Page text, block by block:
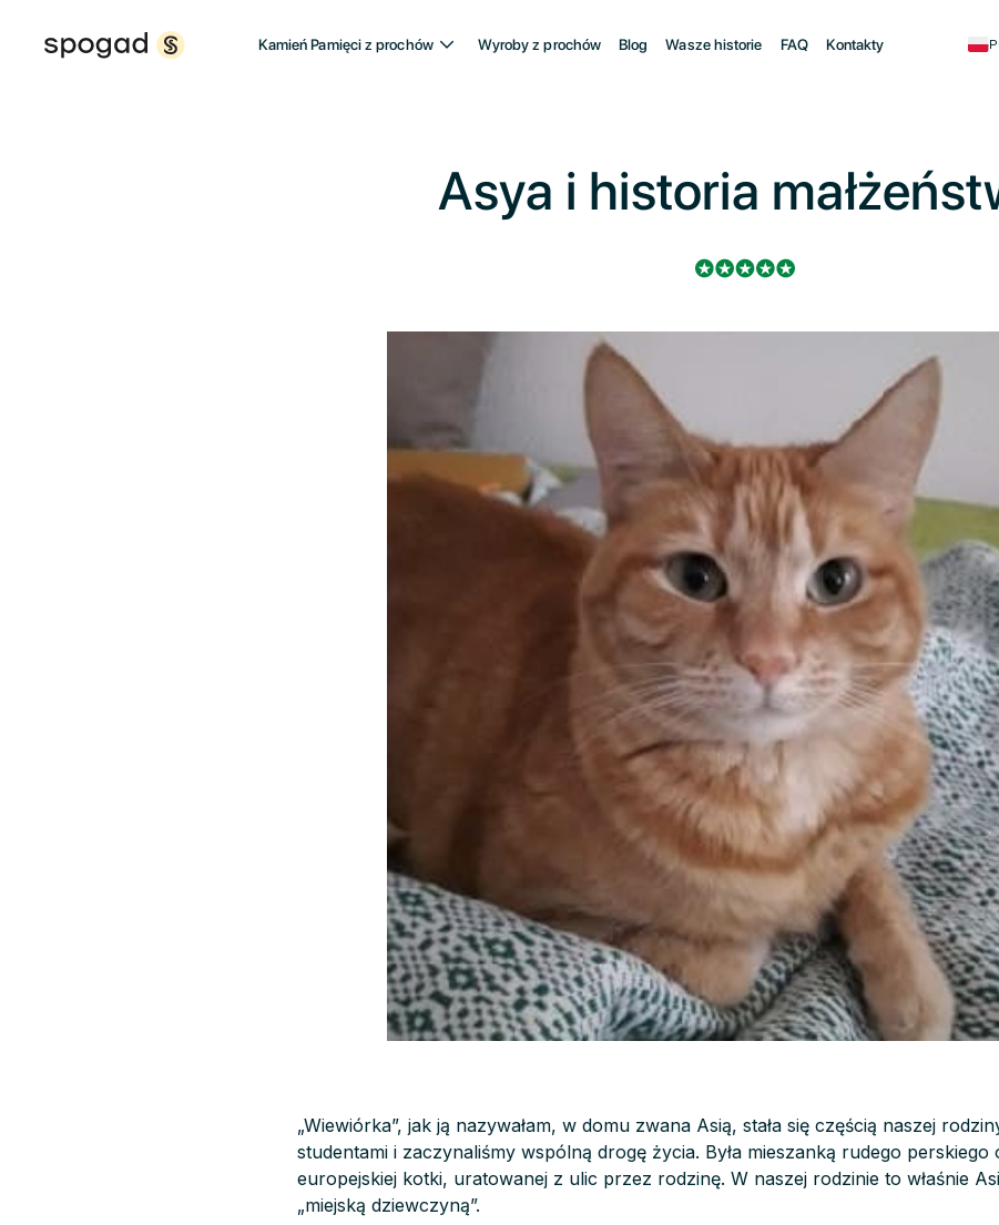
Kamień Pamięci z prochów Wyroby z prochów Blog Wasze historie FAQ Kontakty
Asya i historia
„Wiewiórka”, jak ją nazywałam, w domu zwana Asią, stała się częścią naszej
studentami i zaczynaliśmy wspólną drogę życia. Była mieszanką rudego perskiego
europejskiej kotki, uratowanej z ulic przez rodzinę. W naszej rodzinie to właśnie
„miejską dziewczyną”.